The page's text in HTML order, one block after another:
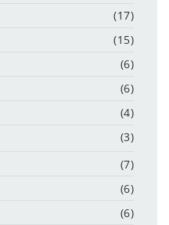
(17)
(15)
(6)
(6)
(4)
(3)
(7)
(6)
(6)